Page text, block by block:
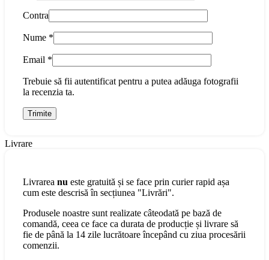
Contra
Nume *
Email *
Trebuie să fii autentificat pentru a putea adăuga fotografii
la recenzia ta.
Livrare
Livrarea nu este gratuită și se face prin curier rapid așa
cum este descrisă în secțiunea "Livrări".
Produsele noastre sunt realizate câteodată pe bază de
comandă, ceea ce face ca durata de producție și livrare să
fie de până la 14 zile lucrătoare începând cu ziua procesării
comenzii.